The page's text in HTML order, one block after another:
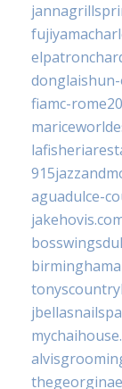
fiamc-
aguadulce-